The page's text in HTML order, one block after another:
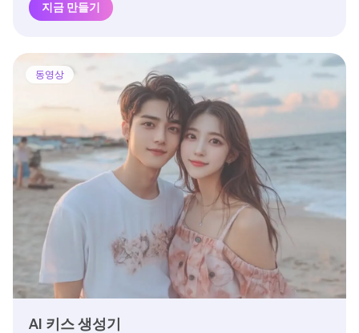
지금 만들기
동영상
AI 키스 생성기